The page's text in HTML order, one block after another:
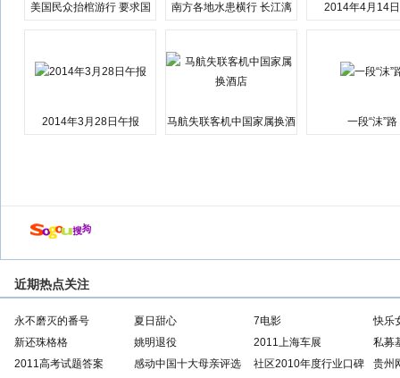
美国民众抬棺游行 要求国
南方各地水患横行 长江漓
2014年4月14
2014年3月28日午报
马航失联客机中国家属换酒
一段“沫”路
近期热点关注
永不磨灭的番号 夏日甜心 7电影
快乐
新还珠格格
姚明退役 2011上海车展
私募
2011高考试题答案
感动中国十大母亲评选
社区2010年度行业口碑
贵州